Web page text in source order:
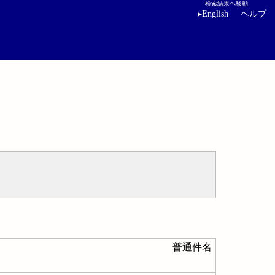
検索結果へ移動
▸English ヘルプ
普通件名